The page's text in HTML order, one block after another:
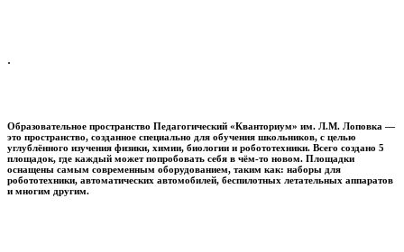
.
Образовательное пространство Педагогический «Кванториум» им. Л.М. Лоповка —
это пространство, созданное специально для обучения школьников, с целью
углублённого изучения физики, химии, биологии и робототехники. Всего создано 5
площадок, где каждый может попробовать себя в чём-то новом. Площадки
оснащены самым современным оборудованием, таким как: наборы для
робототехники, автоматических автомобилей, беспилотных летательных аппаратов
и многим другим.